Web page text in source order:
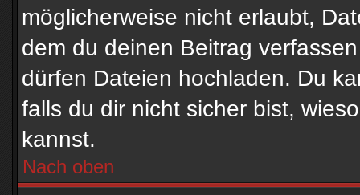
möglicherweise nicht erlaubt,
dem du deinen Beitrag
dürfen Dateien hochladen. Du
falls du dir nicht sicher bist,
kannst.
Nach oben